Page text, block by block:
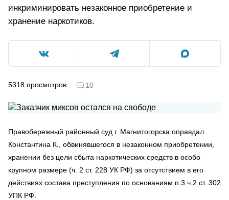
инкриминировать незаконное приобретение и
хранение наркотиков.
5318 просмотров 10
Правобережный районный суд г. Магнитогорска оправдал
Константина К., обвинявшегося в незаконном приобретении,
хранении без цели сбыта наркотических средств в особо
крупном размере (ч. 2 ст. 228 УК РФ) за отсутствием в его
действиях состава преступления по основаниям п.3 ч.2 ст. 302
УПК РФ.